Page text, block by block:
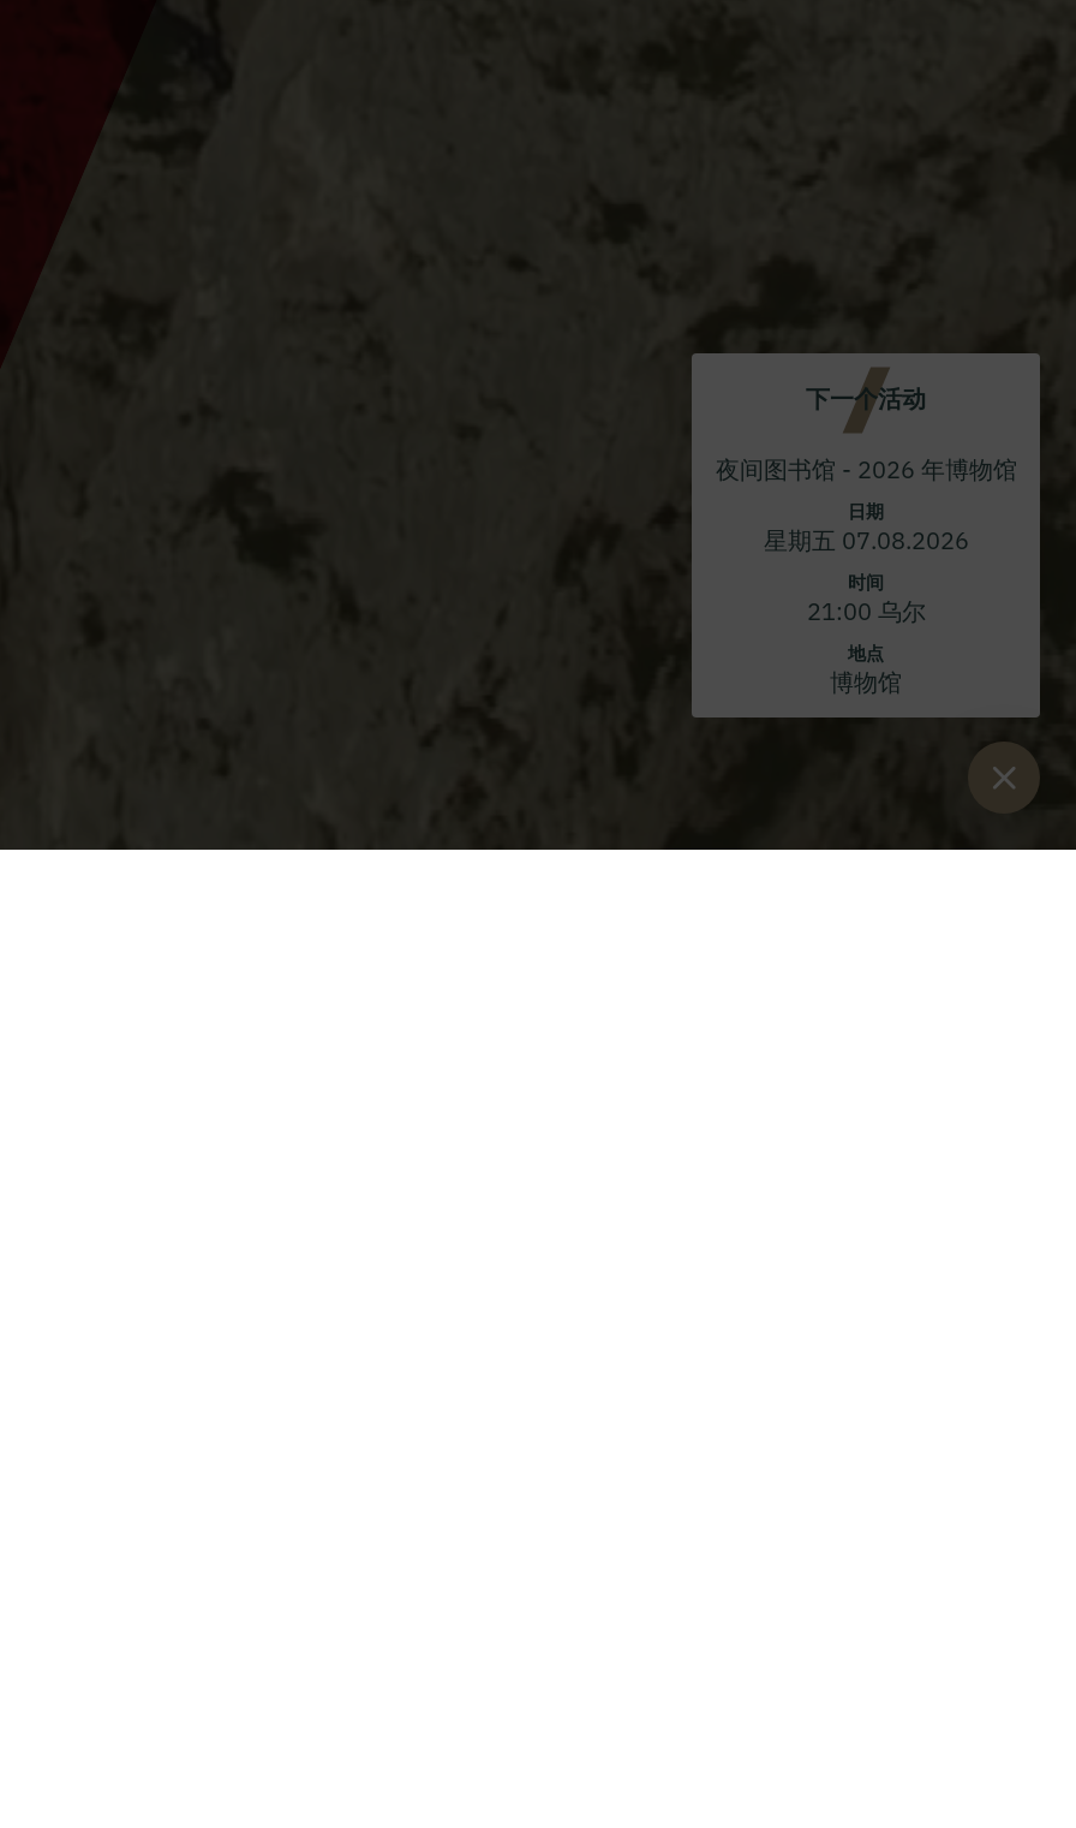
下一个活动
夜间图书馆 - 2026 年博物馆
日期
星期五 07.08.2026
时间
21:00 乌尔
地点
博物馆